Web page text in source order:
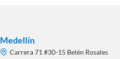
Medellín
Carrera 71 #30-15 Belén Rosales